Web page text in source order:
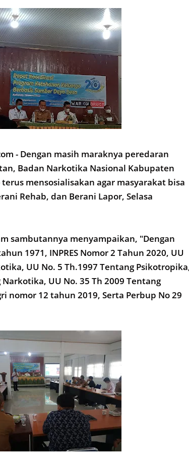
- Dengan masih maraknya peredaran
Badan Narkotika Nasional Kabupaten
terus mensosialisakan agar masyarakat bisa
Rehab, dan Berani Lapor, Selasa
sambutannya menyampaikan, "Dengan
1971, INPRES Nomor 2 Tahun 2020, UU
UU No. 5 Th.1997 Tentang
UU No. 35 Th 2009 Tentang
nomor 12 tahun 2019, Serta Perbup No 29